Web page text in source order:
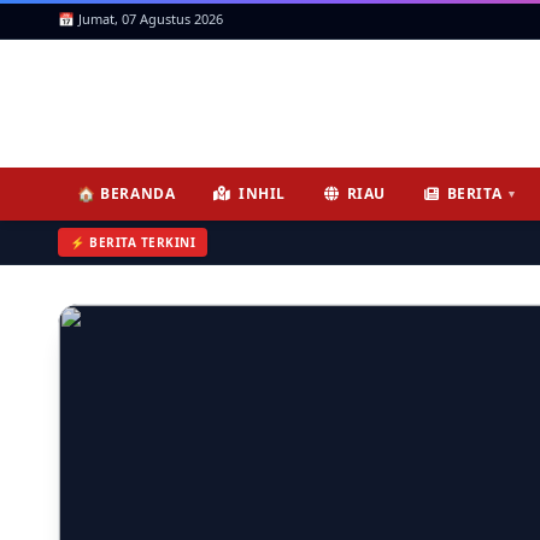
📅 Jumat, 07 Agustus 2026
🏠 BERANDA INHIL RIAU BERITA ▼
⚡ BERITA TERKINI